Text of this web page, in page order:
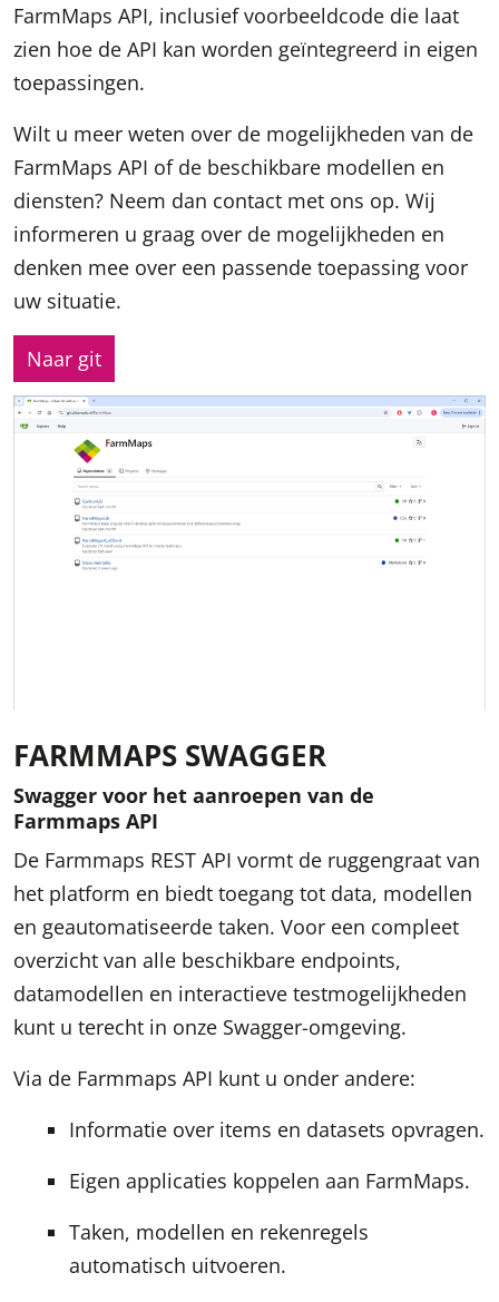
FarmMaps API, inclusief voorbeeldcode die laat
zien hoe de API kan worden geïntegreerd in eigen
toepassingen.
Wilt u meer weten over de mogelijkheden van de
FarmMaps API of de beschikbare modellen en
diensten? Neem dan contact met ons op. Wij
informeren u graag over de mogelijkheden en
denken mee over een passende toepassing voor
uw situatie.
Naar git
FARMMAPS SWAGGER
Swagger voor het aanroepen van de
Farmmaps API
De Farmmaps REST API vormt de ruggengraat van
het platform en biedt toegang tot data, modellen
en geautomatiseerde taken. Voor een compleet
overzicht van alle beschikbare endpoints,
datamodellen en interactieve testmogelijkheden
kunt u terecht in onze Swagger-omgeving.
Via de Farmmaps API kunt u onder andere:
Informatie over items en datasets opvragen.
Eigen applicaties koppelen aan FarmMaps.
Taken, modellen en rekenregels
automatisch uitvoeren.